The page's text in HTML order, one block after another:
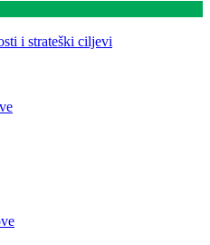
i strateški ciljevi